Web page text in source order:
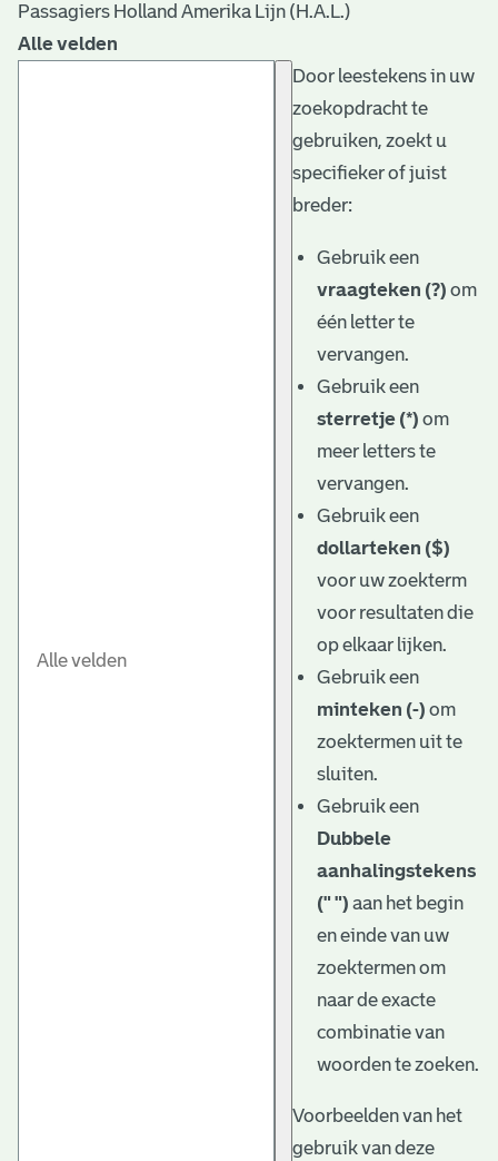
Passagiers Holland Amerika Lijn (H.A.L.)
Alle velden
Door leestekens in uw
zoekopdracht te
gebruiken, zoekt u
specifieker of juist
breder:
Gebruik een
vraagteken (?) om
één letter te
vervangen.
Gebruik een
sterretje (*) om
meer letters te
vervangen.
Gebruik een
dollarteken ($)
voor uw zoekterm
voor resultaten die
op elkaar lijken.
Gebruik een
minteken (-) om
zoektermen uit te
sluiten.
Gebruik een
Dubbele
aanhalingstekens
(" ") aan het begin
en einde van uw
zoektermen om
naar de exacte
combinatie van
woorden te zoeken.
Voorbeelden van het
gebruik van deze